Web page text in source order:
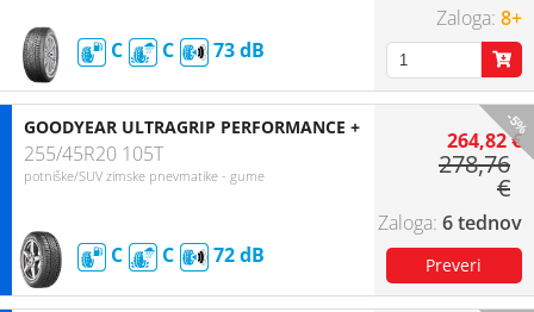
C C 73
8+
-5%
GOODYEAR ULTRAGRIP PERFORMANCE +
255/45R20 105T
potniške/SUV zimske pnevmatike - gume
C C 72
264,82 €
278,76
€
6 tednov